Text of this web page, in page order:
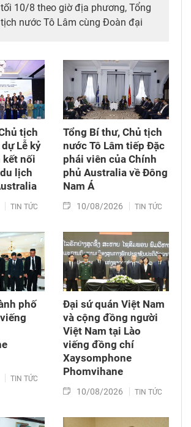
10/8 theo giờ địa phương, Tổng
nước Tô Lâm cùng Đoàn đại
8, theo lời mời của Toàn quyền
Mostyn.
tịch
Lễ kỷ
kết nối
lịch
TIN TỨC
Tổng Bí thư, Chủ tịch
nước Tô Lâm tiếp Đặc
phái viên của Chính
phủ Australia về Đông
Nam Á
10/08/2026 TIN TỨC
phố
TIN TỨC
Đại sứ quán Việt Nam
và cộng đồng người
Việt Nam tại Lào
viếng đồng chí
Xaysomphone
Phomvihane
10/08/2026 TIN TỨC